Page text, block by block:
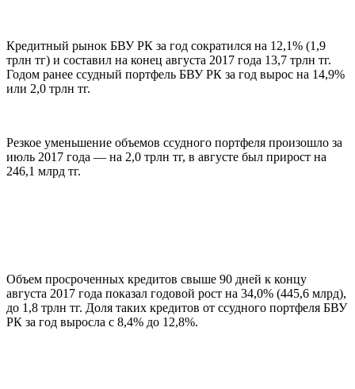
Кредитный рынок БВУ РК за год сократился на 12,1% (1,9
трлн тг) и составил на конец августа 2017 года 13,7 трлн тг.
Годом ранее ссудный портфель БВУ РК за год вырос на 14,9%
или 2,0 трлн тг.
Резкое уменьшение объемов ссудного портфеля произошло за
июль 2017 года — на 2,0 трлн тг, в августе был прирост на
246,1 млрд тг.
Объем просроченных кредитов свыше 90 дней к концу
августа 2017 года показал годовой рост на 34,0% (445,6 млрд),
до 1,8 трлн тг. Доля таких кредитов от ссудного портфеля БВУ
РК за год выросла с 8,4% до 12,8%.